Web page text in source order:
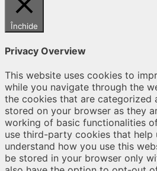
Închide
Privacy Overview
This website uses cookies to
while you navigate through the
the cookies that are categorized
stored on your browser as they
working of basic functionalities
use third-party cookies that help
understand how you use this
be stored in your browser only